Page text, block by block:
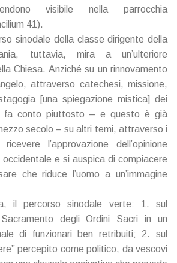
visibile nella parrocchia
41).
sinodale della classe dirigente della
tuttavia, mira a un’ulteriore
Chiesa. Anziché su un rinnovamento
attraverso catechesi, missione,
[una spiegazione mistica] dei
fa conto piuttosto – e questo è già
secolo – su altri temi, attraverso i
l’approvazione dell’opinione
e si auspica di compiacere
che riduce l’uomo a un’immagine
il percorso sinodale verte: 1. sul
degli Ordini Sacri in un
di funzionari ben retribuiti; 2. sul
percepito come politico, da vescovi